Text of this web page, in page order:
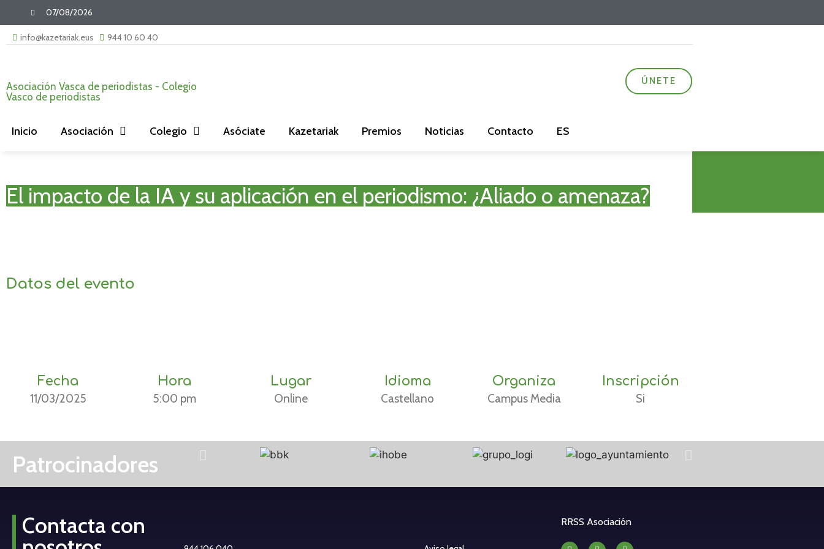
07/08/2026
info@kazetariak.eus 944 10 60 40
Asociación Vasca de periodistas - Colegio
Vasco de periodistas
ÚNETE
Inicio Asociación Colegio Asóciate Kazetariak Premios Noticias Contacto ES
El impacto de la IA y su aplicación en el periodismo: ¿Aliado o amenaza?
Datos del evento
Fecha
11/03/2025
Hora
5:00 pm
Lugar
Online
Idioma
Castellano
Organiza
Campus Media
Inscripción
Si
Patrocinadores
Contacta con
RRSS Asociación